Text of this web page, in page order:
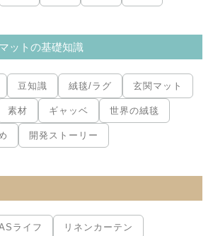
ットの基礎知識
豆知識 絨毯/ラグ 玄関マット
素材 ギャッベ 世界の絨毯
開発ストーリー
ライフ リネンカーテン